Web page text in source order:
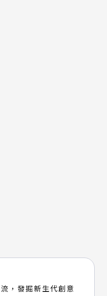
，發掘新生代創意